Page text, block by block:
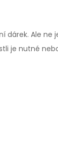
Ale ne
je nutné